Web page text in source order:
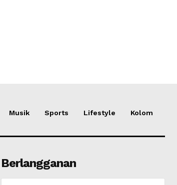
Musik Sports Lifestyle Kolom
Berlangganan